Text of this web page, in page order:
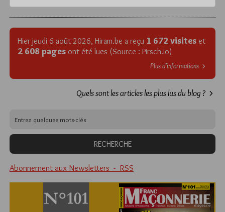
Hier jeudi 6 août 2026, Hiram.be a reçu 1 672 visites et
2 608 pages ont été lues (Source : Pirsch.io)
Plus d’informations
Quels sont les articles les plus lus du blog ?
Abonnement aux Newsletters - RSS